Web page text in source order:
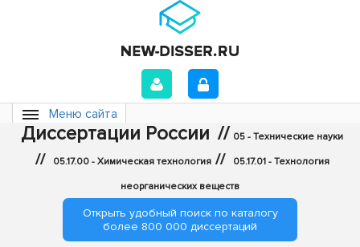
Меню сайта
Диссертации России // 05 - Технические науки
// 05.17.00 - Химическая технология // 05.17.01 - Технология
неорганических веществ
Открыть удобный поиск по каталогу
более 800 000 диссертаций